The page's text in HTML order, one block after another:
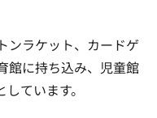
ンラケット、カードゲ
館に持ち込み、児童館
ています。